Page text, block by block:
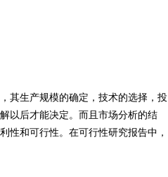
生产规模的确定，技术的选择，投
以后才能决定。而且市场分析的结
性和可行性。在可行性研究报告中，